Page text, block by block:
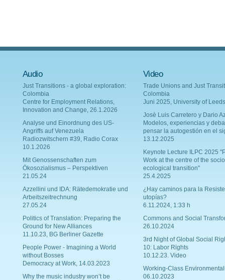
Audio
Just Transitions - a global exploration:
Colombia
Centre for Employment Relations,
Innovation and Change, 26.1.2026
Analyse und Einordnung des US-
Angriffs auf Venezuela
Radiozwitschern #39, Radio Corax
10.1.2026
Mit Genossenschaften zum
Ökosozialismus – Perspektiven
21.05.24
Azzellini und IDA: Rätedemokratie und
Arbeitszeitrechnung
27.05.24
Politics of Translation: Preparing the
Ground for New Alliances
11.10.23, BG Berliner Gazette
People Power - Imagining a World
without Bosses
Democracy at Work, 14.03.2023
Why the music industry won’t be
Video
Trade Unions and Just
Colombia
Juni 2025, University of Leeds
Josè Luis Carretero y Dario
Modelos, experiencias y
pensar la autogestión en el
13.12.2025
Keynote Lecture ILPC 2025
Work at the centre of the
ecological transition"
25.4.2025
¿Hay caminos para la
utopías?
6.11.2024, 1:33 h
Commons and Social
26.10.2024
3rd Night of Global Social
10: Labor Rights
10.12.23. Video
Working-Class
06.10.2023